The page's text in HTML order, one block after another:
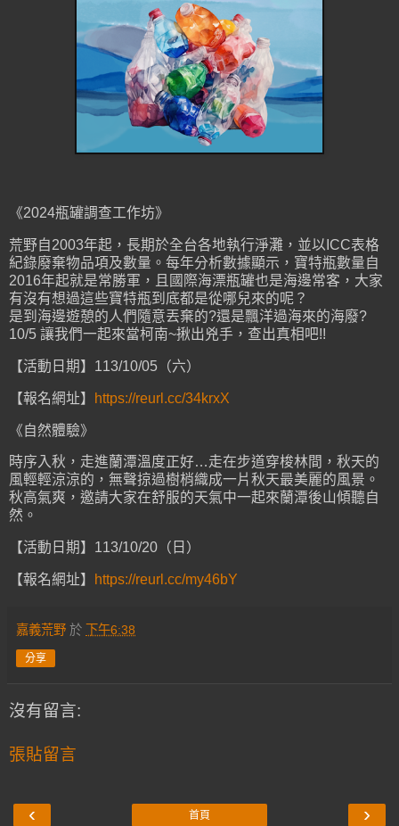
《2024瓶罐調查工作坊》
荒野自2003年起，長期於全台各地執行淨灘，並以ICC表格
紀錄廢棄物品項及數量。每年分析數據顯示，寶特瓶數量自
2016年起就是常勝軍，且國際海漂瓶罐也是海邊常客，大家
有沒有想過這些寶特瓶到底都是從哪兒來的呢？
是到海邊遊憩的人們隨意丟棄的?還是飄洋過海來的海廢?
10/5 讓我們一起來當柯南~揪出兇手，查出真相吧!!
【活動日期】113/10/05（六）
【報名網址】 https://reurl.cc/34krxX
《自然體驗》
時序入秋，走進蘭潭溫度正好…走在步道穿梭林間，秋天的
風輕輕涼涼的，無聲掠過樹梢織成一片秋天最美麗的風景。
秋高氣爽，邀請大家在舒服的天氣中一起來蘭潭後山傾聽自
然。
【活動日期】113/10/20（日）
【報名網址】 https://reurl.cc/my46bY
嘉義荒野 於 下午6:38
分享
沒有留言:
張貼留言
‹ ›
首頁